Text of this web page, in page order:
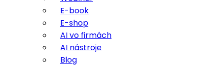
E-book
E-shop
AI vo firmách
AI nástroje
Blog